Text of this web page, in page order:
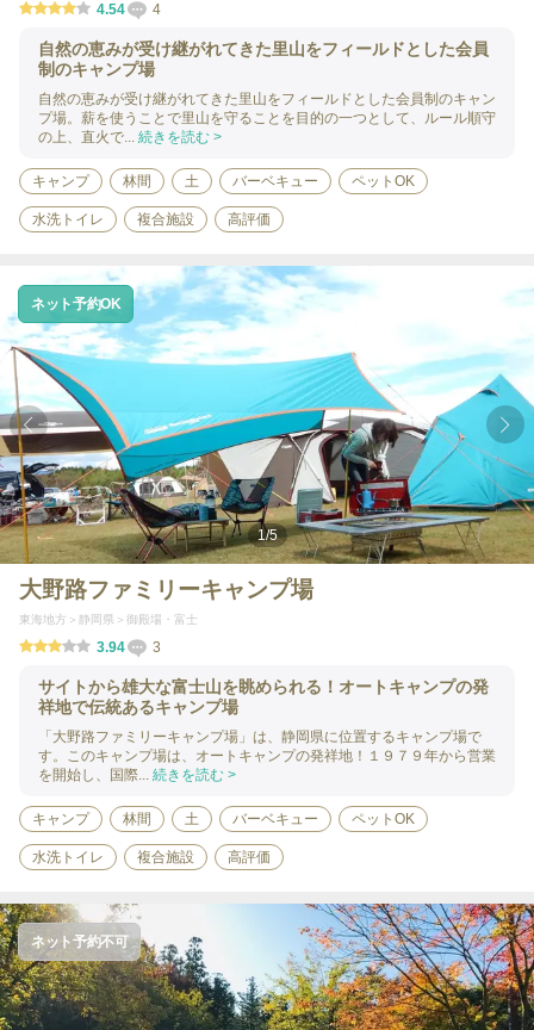
4.54 4
自然の恵みが受け継がれてきた里山をフィールドとした会員
制のキャンプ場
自然の恵みが受け継がれてきた里山をフィールドとした会員制のキャン
プ場。薪を使うことで里山を守ることを目的の一つとして、ルール順守
の上、直火で... 続きを読む >
キャンプ 林間 土 バーベキュー ペットOK
水洗トイレ 複合施設 高評価
1/5
ネット予約OK
大野路ファミリーキャンプ場
東海地方 静岡県 御殿場・富士
3.94 3
サイトから雄大な富士山を眺められる！オートキャンプの発
祥地で伝統あるキャンプ場
「大野路ファミリーキャンプ場」は、静岡県に位置するキャンプ場で
す。このキャンプ場は、オートキャンプの発祥地！１９７９年から営業
を開始し、国際... 続きを読む >
キャンプ 林間 土 バーベキュー ペットOK
水洗トイレ 複合施設 高評価
ネット予約不可